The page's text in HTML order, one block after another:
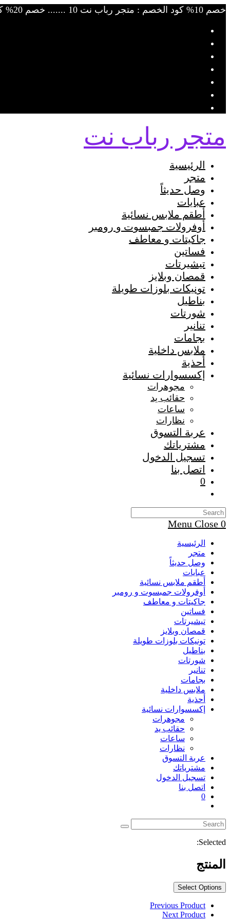
Skip
خصم 10% كود الخصم : متجر رباب نت 10 ....... خصم 20% كود الخصم : متجر رباب نت 20
متجر رباب نت
الرئيسية
متجر
وصل حديثاً
عبايات
أطقم ملابس نسائية
أوفرولات جمبسوت و رومبر
جاكيتات و معاطف
فساتين
تيشيرتات
قمصان وبلايز
تونيكات بلوزات طويلة
بناطيل
شورتات
تنانير
بجامات
ملابس داخلية
أحذية
إكسسوارات نسائية
مجوهرات
حقائب يد
ساعات
نظارات
عربة التسوق
مشترياتك
تسجيل الدخول
اتصل بنا
0
search
0
Menu Close
الرئيسية
متجر
وصل حديثاً
عبايات
أطقم ملابس نسائية
أوفرولات جمبسوت و رومبر
جاكيتات و معاطف
فساتين
تيشيرتات
قمصان وبلايز
تونيكات بلوزات طويلة
بناطيل
شورتات
تنانير
بجامات
ملابس داخلية
أحذية
إكسسوارات نسائية
مجوهرات
حقائب يد
ساعات
نظارات
عربة التسوق
مشترياتك
تسجيل الدخول
اتصل بنا
0
search
Selected:
المنتج
Select Options
Previous Product
Next Product